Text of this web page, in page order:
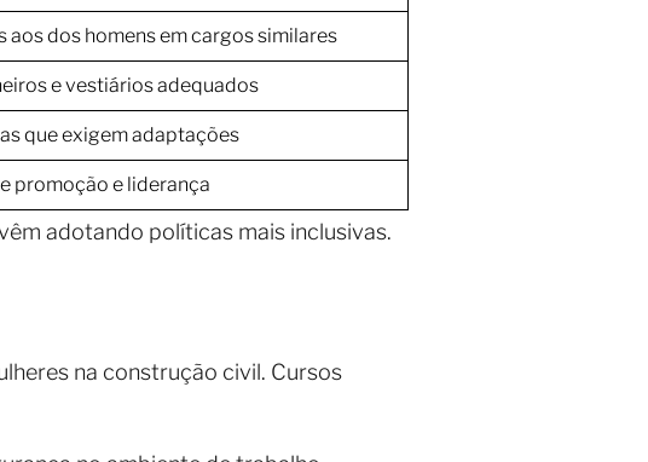
aos dos homens em cargos similares
e vestiários adequados
que exigem adaptações
promoção e liderança
adotando políticas mais inclusivas.
na construção civil. Cursos